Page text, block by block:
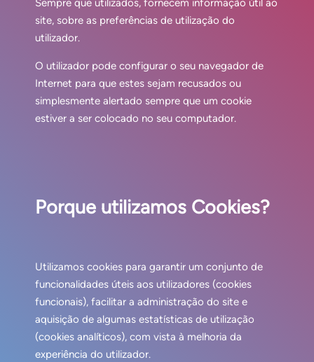
Sempre que utilizados, fornecem informação útil ao
site, sobre as preferências de utilização do
utilizador.
O utilizador pode configurar o seu navegador de
Internet para que estes sejam recusados ou
simplesmente alertado sempre que um cookie
estiver a ser colocado no seu computador.
Porque utilizamos Cookies?
Utilizamos cookies para garantir um conjunto de
funcionalidades úteis aos utilizadores (cookies
funcionais), facilitar a administração do site e
aquisição de algumas estatísticas de utilização
(cookies analíticos), com vista à melhoria da
experiência do utilizador.